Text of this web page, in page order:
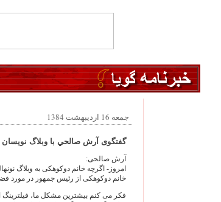
جمعه 16 اردیبهشت 1384
گفتگوی آرش صالحي با وبلاگ
آرش صالحی:
امروز- اگرچه خانم دوکوهکی به وبلاگ
خانم دوکوهکی از رئیس جمهور در مورد
فکر می کنم بیشترین مشکل ما،